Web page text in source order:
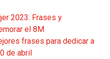
2023: Frases y
el 8M
frases para dedicar a
de abril